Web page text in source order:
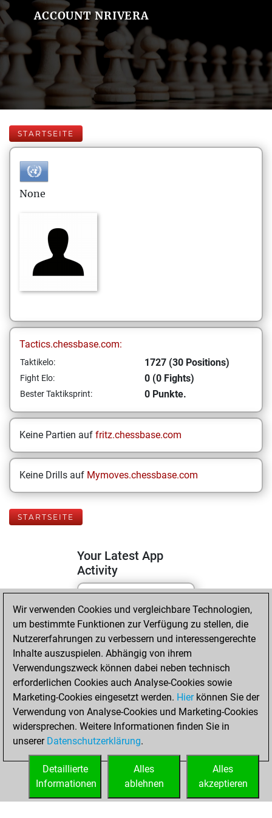
ACCOUNT NRIVERA
STARTSEITE
None
Tactics.chessbase.com:
Taktikelo: 1727 (30 Positions)
Fight Elo: 0 (0 Fights)
Bester Taktiksprint: 0 Punkte.
Keine Partien auf fritz.chessbase.com
Keine Drills auf Mymoves.chessbase.com
STARTSEITE
Your Latest App
Activity
Montag, April 20,
2026
You totalled 30
tactics positions
Tactics
You
solved 17 tactics
positions
You achieved
tactics positions
Wir verwenden Cookies und vergleichbare Technologien,
um bestimmte Funktionen zur Verfügung zu stellen, die
Nutzererfahrungen zu verbessern und interessengerechte
Inhalte auszuspielen. Abhängig von ihrem
Verwendungszweck können dabei neben technisch
erforderlichen Cookies auch Analyse-Cookies sowie
Marketing-Cookies eingesetzt werden. Hierkönnen Sie der
Verwendung von Analyse-Cookies und Marketing-Cookies
widersprechen. Weitere Informationen finden Sie in
unserer Datenschutzerklärung.
Alles
akzeptieren
Alles
ablehnen
Detaillierte
Informationen